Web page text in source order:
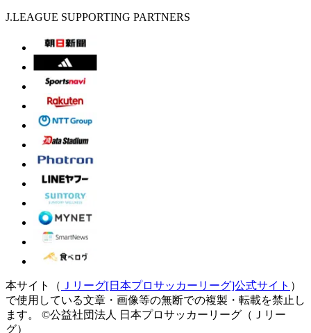
J.LEAGUE SUPPORTING PARTNERS
本サイト（ Ｊリーグ[日本プロサッカーリーグ]公式サイト ）
で使用している文章・画像等の無断での複製・転載を禁止し
ます。
©公益社団法人 日本プロサッカーリーグ（Ｊリー
グ）